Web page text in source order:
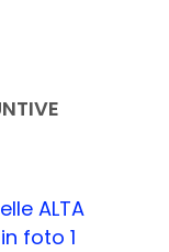
ALTA
foto 1